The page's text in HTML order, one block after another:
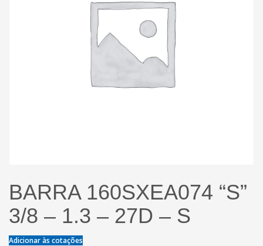
BARRA 160SXEA074 “S”
3/8 – 1.3 – 27D – S
Adicionar às cotações